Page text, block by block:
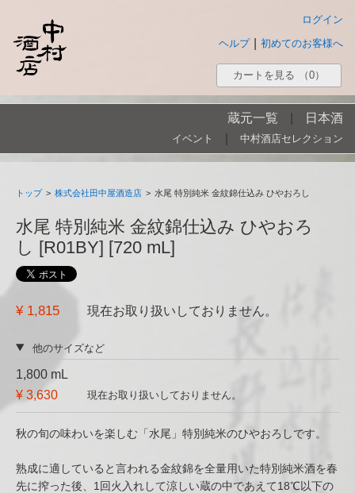
ログイン
初めてのお客様へ
ヘルプ
カートを見る （0）
蔵元一覧 日本酒
イベント 中村酒店セレクション
トップ > 株式会社田中屋酒造店 > 水尾 特別純米 金紋錦仕込み ひやおろし
水尾 特別純米 金紋錦仕込み ひやおろ
し [R01BY] [720 mL]
¥ 1,815 現在お取り扱いしておりません。
他のサイズなど
1,800 mL
¥ 3,630
現在お取り扱いしておりません。
秋の旬の味わいを楽しむ「水尾」特別純米のひやおろしです。
熟成に適していると言われる金紋錦を全量用いた特別純米酒を春
先に搾った後、1回火入れして涼しい蔵の中であえて18℃以下の